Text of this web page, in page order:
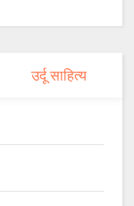
उर्दू साहित्य